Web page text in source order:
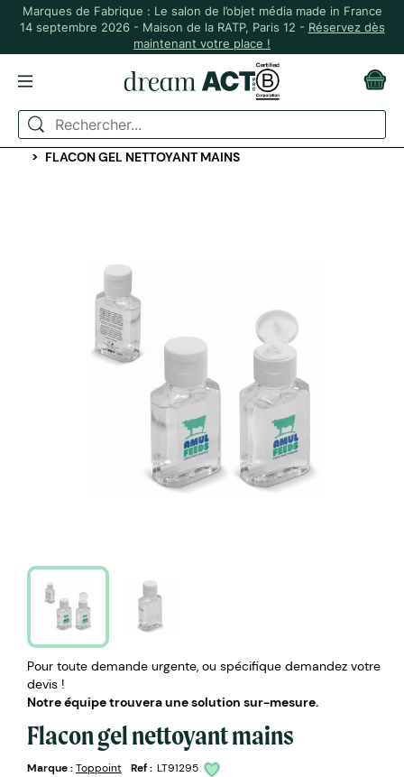
Marques de Fabrique : Le salon de l’objet média made in France
14 septembre 2026 - Maison de la RATP, Paris 12 - Réservez dès
maintenant votre place !
ACCUEIL
MASQUES ET GELS HYDROALCOOLIQUE
GELS HYDROALCOOLIQUES ET ANTIBACTÉRIENS
FLACON GEL NETTOYANT MAINS
Pour toute demande urgente, ou spécifique demandez votre
devis !
Notre équipe trouvera une solution sur-mesure.
Flacon gel nettoyant mains
Marque :Toppoint Ref : LT91295